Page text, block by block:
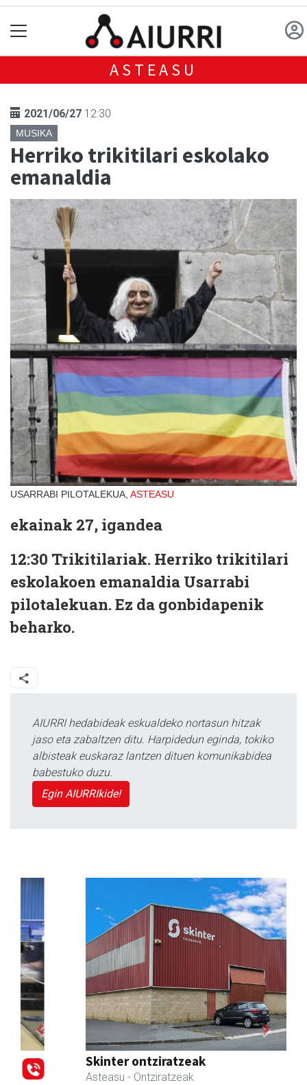
ASTEASU
2021/06/27 12:30
MUSIKA
Herriko trikitilari eskolako
emanaldia
USARRABI PILOTALEKUA, ASTEASU
ekainak 27, igandea
12:30 Trikitilariak. Herriko trikitilari
eskolakoen emanaldia Usarrabi
pilotalekuan. Ez da gonbidapenik
beharko.
AIURRI hedabideak eskualdeko nortasun hitzak
jaso eta zabaltzen ditu. Harpidedun eginda, tokiko
albisteak euskaraz lantzen dituen komunikabidea
babestuko duzu.
Egin AIURRIkide!
Skinter ontziratzeak
Asteasu - Ontziratzeak
Previous Next